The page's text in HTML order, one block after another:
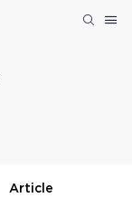
Article